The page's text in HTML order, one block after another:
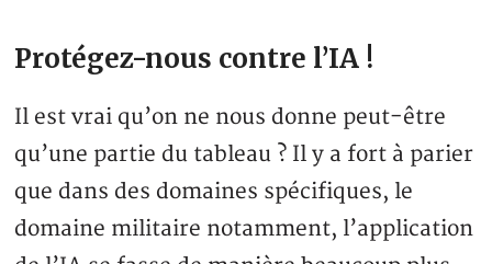
Protégez-nous contre l’IA !
Il est vrai qu’on ne nous donne peut-être
qu’une partie du tableau ? Il y a fort à parier
que dans des domaines spécifiques, le
domaine militaire notamment, l’application